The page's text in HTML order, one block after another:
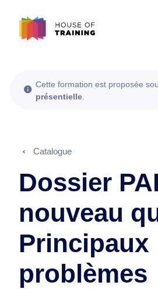
Cette formation est proposée
présentielle
Catalogue
Dossier
nouveau
Principaux
problèmes